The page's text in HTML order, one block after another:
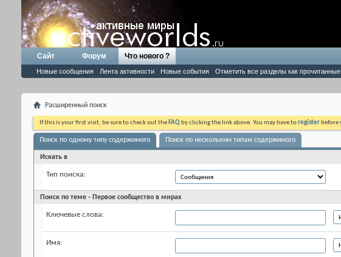
Сайт Форум Что нового ?
Новые сообщения Лента активности Новые события Отметить все разделы как прочитанные
Расширенный поиск
If this is your first visit, be sure to check out the FAQ by clicking the link above. You may have toregister before
Поиск по одному типу содержимого Поиск по нескольким типам содержимого
Искать в
Тип поиска:
Поиск по теме - Первое сообщество в мирах
Ключевые слова:
Имя: